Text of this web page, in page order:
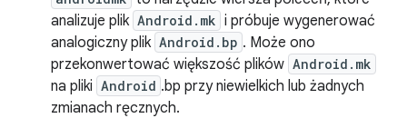
analizuje plik Android.mk i próbuje wygenerować
analogiczny plik Android.bp . Może ono
przekonwertować większość plików Android.mk
na pliki Android .bp przy niewielkich lub żadnych
zmianach ręcznych.